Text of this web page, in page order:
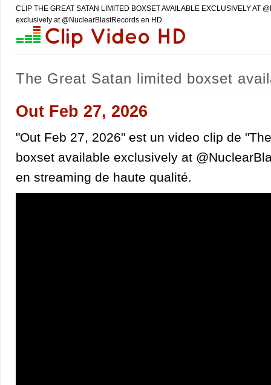
CLIP THE GREAT SATAN LIMITED BOXSET AVAILABLE EXCLUSIVELY
exclusively at ​⁠@NuclearBlastRecords en HD
The Great Satan limited boxset
clips, infos et concerts
Out Feb 27, 2026
"Out Feb 27, 2026" est un video clip de
boxset available exclusively at
en streaming de haute qualité.